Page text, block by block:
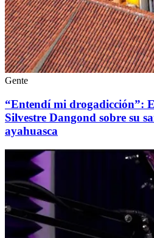
Gente
“Entendí mi drogadicción”:
Silvestre Dangond sobre su
ayahuasca